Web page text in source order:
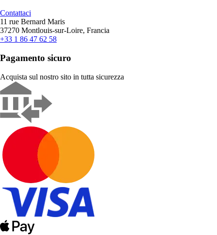
Contattaci
11 rue Bernard Maris
37270 Montlouis-sur-Loire, Francia
+33 1 86 47 62 58
Pagamento sicuro
Acquista sul nostro sito in tutta sicurezza